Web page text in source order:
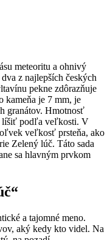
meteoritu a ohnivý
z najlepších českých
pekne zdôrazňuje
kameňa je 7 mm, je
granátov. Hmotnosť
líšiť podľa veľkosti. V
veľkosť prsteňa, ako
Zelený lúč. Táto sada
sa hlavným prvkom
a tajomné meno.
aký kedy kto videl. Na